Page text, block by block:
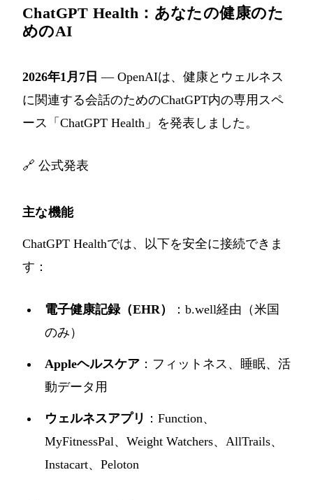
ChatGPT Health：あなたの健康のた
めのAI
2026年1月7日 — OpenAIは、健康とウェルネス
に関連する会話のためのChatGPT内の専用スペ
ース「ChatGPT Health」を発表しました。
🔗 公式発表
主な機能
ChatGPT Healthでは、以下を安全に接続できま
す：
電子健康記録（EHR）
：b.well経由（米国
のみ）
Appleヘルスケア ：フィットネス、睡眠、活
動データ用
ウェルネスアプリ ：Function、
MyFitnessPal、Weight Watchers、AllTrails、
Instacart、Peloton